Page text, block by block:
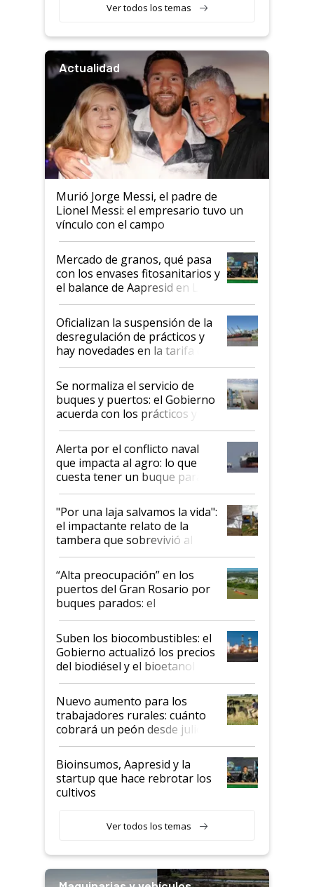
Ver todos los temas
Actualidad
Murió Jorge Messi, el padre de
Lionel Messi: el empresario tuvo un
vínculo con el campo
Mercado de granos, qué pasa
con los envases fitosanitarios y
el balance de Aapresid en La
Posta
Oficializan la suspensión de la
desregulación de prácticos y
hay novedades en la tarifa de
la hidrovía
Se normaliza el servicio de
buques y puertos: el Gobierno
acuerda con los prácticos y
suspende el decreto de
desregulación
Alerta por el conflicto naval
que impacta al agro: lo que
cuesta tener un buque parado
y el peligro de que Argentina
pase a ser "país sucio"
"Por una laja salvamos la vida":
el impactante relato de la
tambera que sobrevivió al
tornado
“Alta preocupación” en los
puertos del Gran Rosario por
buques parados: el
funcionamiento de las
exportadoras en tensión tras
la medida de fuerza de los
prácticos
Suben los biocombustibles: el
Gobierno actualizó los precios
del biodiésel y el bioetanol
Nuevo aumento para los
trabajadores rurales: cuánto
cobrará un peón desde julio
Bioinsumos, Aapresid y la
startup que hace rebrotar los
cultivos
Ver todos los temas